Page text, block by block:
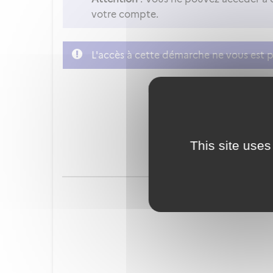
This site
votre compte.
L'accès à cette démarche ne vous est
FranceConnect est la